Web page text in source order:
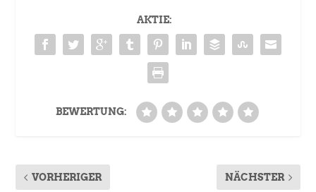
AKTIE:
BEWERTUNG:
VORHERIGER NÄCHSTER